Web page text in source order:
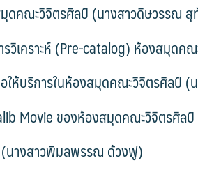
มุดคณะวิจิตรศิลป์ (นางสาวดิษวรรณ
วิเคราะห์ (Pre-catalog) ห้องสมุด
ให้บริการในห้องสมุดคณะวิจิตรศิลป์
Movie ของห้องสมุดคณะวิจิตรศิ
นางสาวพิมลพรรณ ด้วงฟู)